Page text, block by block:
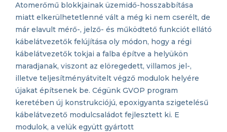
Atomerőmű blokkjainak üzemidő-hosszabbítása
miatt elkerülhetetlenné vált a még ki nem cserélt, de
már elavult mérő-, jelző- és működtető funkciót ellátó
kábelátvezetők felújítása oly módon, hogy a régi
kábelátvezetők tokjai a falba építve a helyükön
maradjanak, viszont az elöregedett, villamos jel-,
illetve teljesítményátvitelt végző modulok helyére
újakat építsenek be. Cégünk GVOP program
keretében új konstrukciójú, epoxigyanta szigetelésű
kábelátvezető modulcsaládot fejlesztett ki. E
modulok, a velük együtt gyártott